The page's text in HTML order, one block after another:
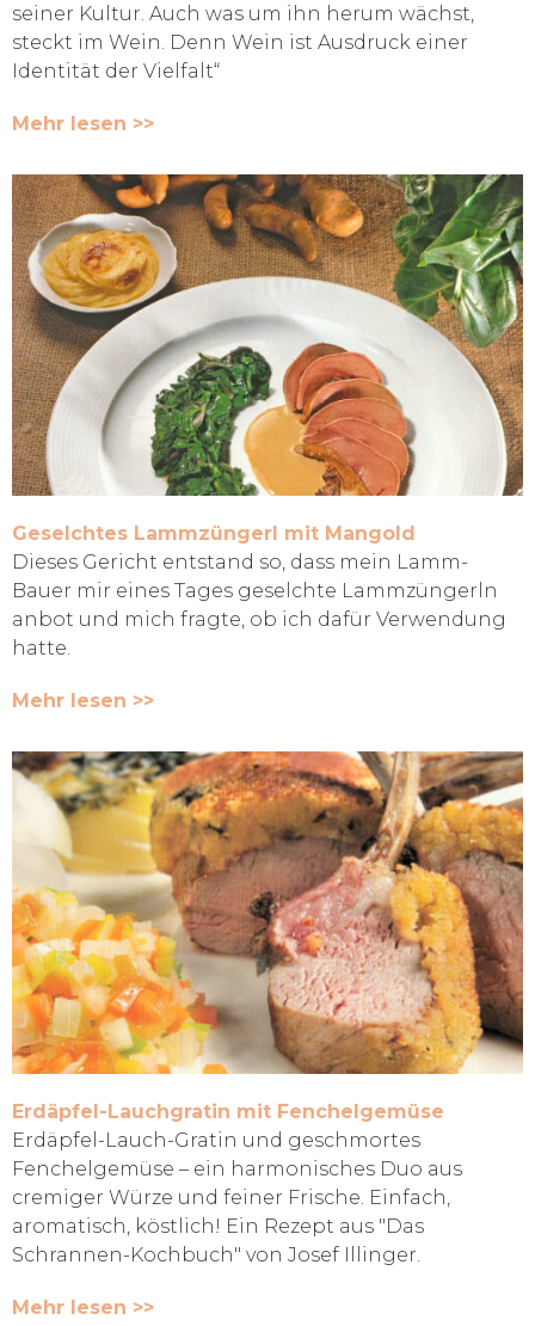
seiner Kultur. Auch was um ihn herum wächst,
steckt im Wein. Denn Wein ist Ausdruck einer
Identität der Vielfalt“
Mehr lesen >>
Geselchtes Lammzüngerl mit Mangold
Dieses Gericht entstand so, dass mein Lamm-
Bauer mir eines Tages geselchte Lammzüngerln
anbot und mich fragte, ob ich dafür Verwendung
hatte.
Mehr lesen >>
Erdäpfel-Lauchgratin mit Fenchelgemüse
Erdäpfel-Lauch-Gratin und geschmortes
Fenchelgemüse – ein harmonisches Duo aus
cremiger Würze und feiner Frische. Einfach,
aromatisch, köstlich! Ein Rezept aus "Das
Schrannen-Kochbuch" von Josef Illinger.
Mehr lesen >>